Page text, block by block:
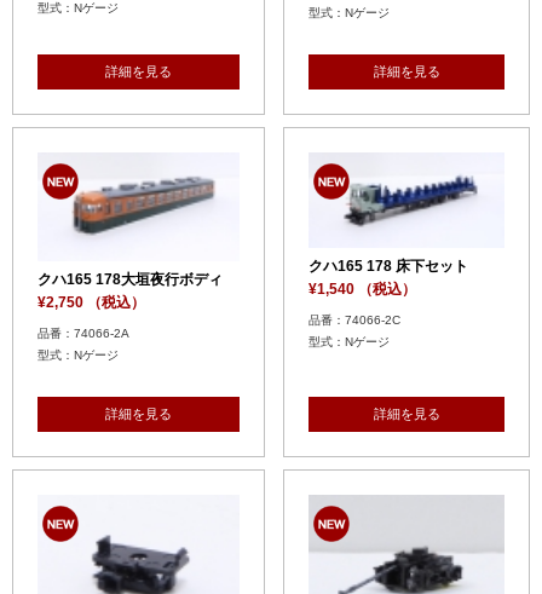
型式：Nゲージ
詳細を見る
型式：Nゲージ
詳細を見る
クハ165 178大垣夜行ボディ
¥2,750 （税込）
品番：74066-2A
型式：Nゲージ
詳細を見る
クハ165 178 床下セット
¥1,540 （税込）
品番：74066-2C
型式：Nゲージ
詳細を見る